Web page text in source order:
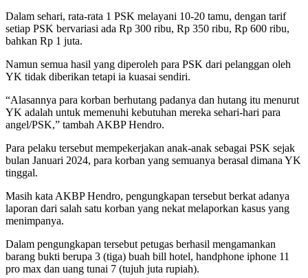
Dalam sehari, rata-rata 1 PSK melayani 10-20 tamu, dengan tarif
setiap PSK bervariasi ada Rp 300 ribu, Rp 350 ribu, Rp 600 ribu,
bahkan Rp 1 juta.
Namun semua hasil yang diperoleh para PSK dari pelanggan oleh
YK tidak diberikan tetapi ia kuasai sendiri.
“Alasannya para korban berhutang padanya dan hutang itu menurut
YK adalah untuk memenuhi kebutuhan mereka sehari-hari para
angel/PSK,” tambah AKBP Hendro.
Para pelaku tersebut mempekerjakan anak-anak sebagai PSK sejak
bulan Januari 2024, para korban yang semuanya berasal dimana YK
tinggal.
Masih kata AKBP Hendro, pengungkapan tersebut berkat adanya
laporan dari salah satu korban yang nekat melaporkan kasus yang
menimpanya.
Dalam pengungkapan tersebut petugas berhasil mengamankan
barang bukti berupa 3 (tiga) buah bill hotel, handphone iphone 11
pro max dan uang tunai 7 (tujuh juta rupiah).